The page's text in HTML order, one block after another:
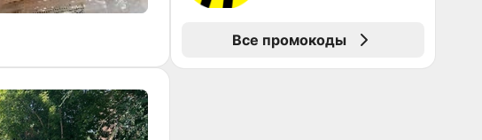
Все промокоды